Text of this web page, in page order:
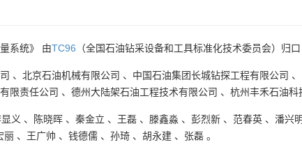
系统》 由TC96 （全国石油钻采设备和工具标准化技术委员会）归
、 北京石油机械有限公司 、 中国石油集团长城钻探工程有限公司 、
限责任公司 、 德州大陆架石油工程技术有限公司 、 杭州丰禾石油科
义 、 陈晓晖 、 秦金立 、 王磊 、 滕鑫淼 、 彭烈新 、 范春英 、 潘兴
丽 、 王广帅 、 钱德儒 、 孙琦 、 胡永建 、 张磊 。